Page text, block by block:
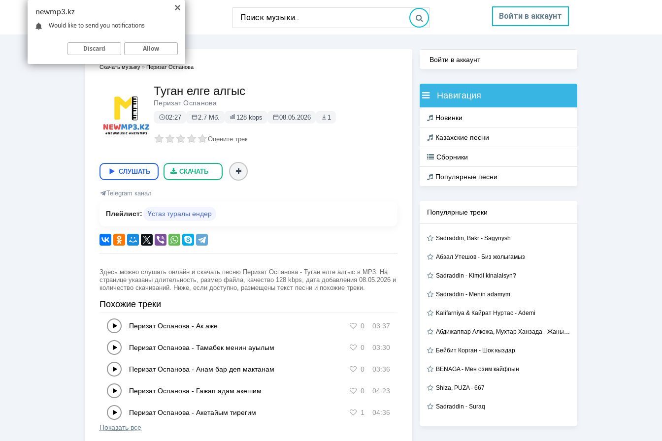
Войти в аккаунт
Скачать музыку »Перизат Оспанова
Туган елге алгыс
Перизат Оспанова
02:27 2.7 Мб. 128 kbps 08.05.2026 1
Оцените трек
СЛУШАТЬ СКАЧАТЬ
Telegram канал
Плейлист: Ұстаз туралы әндер
Здесь можно слушать онлайн и скачать песню Перизат Оспанова - Туган елге алгыс в MP3. На
странице указаны длительность, размер файла, качество 128 kbps, дата добавления 08.05.2026 и
количество скачиваний. Ниже, если доступно, размещены текст песни и похожие треки.
Похожие треки
Перизат Оспанова - Ак аже 0 03:37
Перизат Оспанова - Тамабек менин ауылым 0 03:30
Перизат Оспанова - Анам бар деп мактанам 0 03:36
Перизат Оспанова - Гажап адам акешим 0 04:23
Перизат Оспанова - Акетайым тирегим 1
04:36
Показать все
Войти в аккаунт
Навигация
Новинки
Казахские песни
Сборники
Популярные песни
Популярные треки
Sadraddin, Bakr - Sagynysh
Абзал Утешов - Биз жолыгамыз
Sadraddin - Kimdi kinalaisyn?
Sadraddin - Menin adamym
Kalifarniya & Кайрат Нуртас - Ademi
Абдижаппар Алкожа, Мухтар Ханзада - Жаным сол
Бейбит Корган - Шок кыздар
BENAGA - Мен озим кайфпын
Shiza, PUZA - 667
Sadraddin - Suraq
newmp3.kz
Would like to send you notifications
Discard Allow